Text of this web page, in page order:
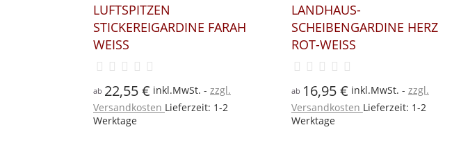
LANDHAUS-
SCHEIBENGARDINE HERZ
ROT-WEISS
ab 16,95 € inkl.MwSt.
zzgl.
Versandkosten Lieferzeit: 1-2
Werktage
ab23,30 €inkl.MwSt.
Versandkosten